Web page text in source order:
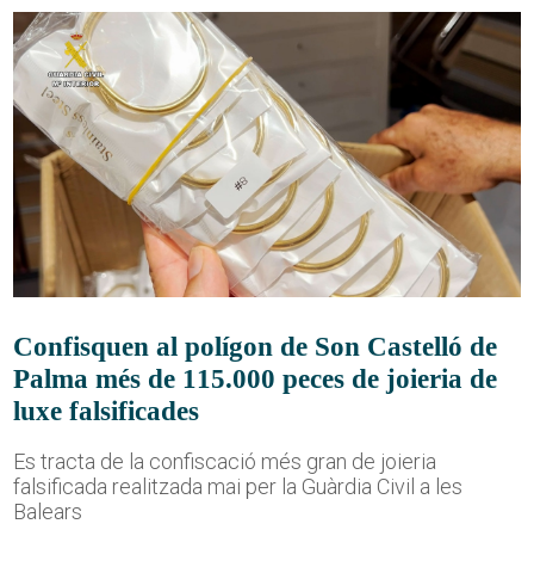
Confisquen al polígon de Son Castelló de
Palma més de 115.000 peces de joieria de
luxe falsificades
Es tracta de la confiscació més gran de joieria
falsificada realitzada mai per la Guàrdia Civil a les
Balears